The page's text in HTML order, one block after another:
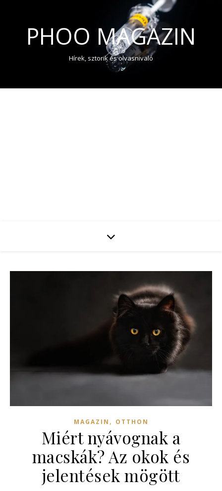
PHOO MAGAZIN
Hírek, sztorik és olvasnivaló
MAGAZIN , OTTHON
Miért nyávognak a
macskák? Az okok és
jelentések mögött